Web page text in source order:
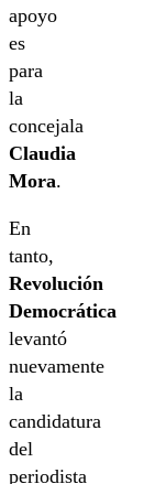
apoyo
es
para
la
concejala
Claudia
Mora.
En
tanto,
Revolución
Democrática
levantó
nuevamente
la
candidatura
del
periodista